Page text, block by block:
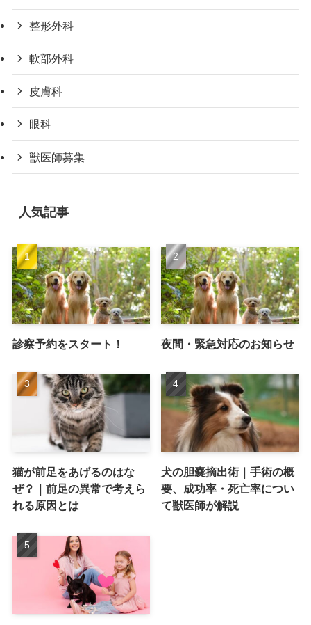
整形外科
軟部外科
皮膚科
眼科
獣医師募集
人気記事
診察予約をスタート！ 夜間・緊急対応のお知らせ
猫が前足をあげるのはな
ぜ？｜前足の異常で考えら
れる原因とは
犬の胆嚢摘出術｜手術の概
要、成功率・死亡率につい
て獣医師が解説